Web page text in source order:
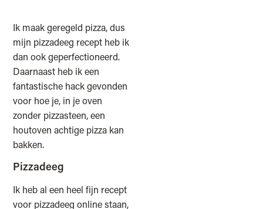
Ik maak geregeld pizza, dus
mijn pizzadeeg recept heb ik
dan ook geperfectioneerd.
Daarnaast heb ik een
fantastische hack gevonden
voor hoe je, in je oven
zonder pizzasteen, een
houtoven achtige pizza kan
bakken.
Pizzadeeg
Ik heb al een heel fijn recept
voor pizzadeeg online staan,